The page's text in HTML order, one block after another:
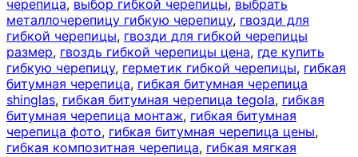
черепица, выбор гибкой черепицы, выбрать
металлочерепицу гибкую черепицу, гвозди для
гибкой черепицы, гвозди для гибкой черепицы
размер, гвоздь гибкой черепицы цена, где купить
гибкую черепицу, герметик гибкой черепицы, гибкая
битумная черепица, гибкая битумная черепица
shinglas, гибкая битумная черепица tegola, гибкая
битумная черепица монтаж, гибкая битумная
черепица фото, гибкая битумная черепица цены,
гибкая композитная черепица, гибкая мягкая